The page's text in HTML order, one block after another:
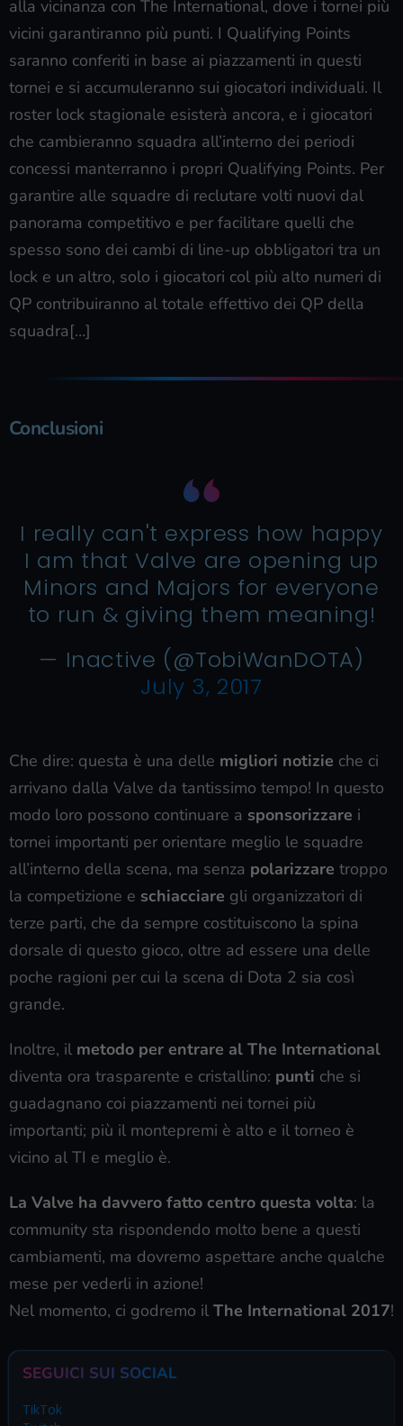
alla vicinanza con The International, dove i tornei più
vicini garantiranno più punti. I Qualifying Points
saranno conferiti in base ai piazzamenti in questi
tornei e si accumuleranno sui giocatori individuali. Il
roster lock stagionale esisterà ancora, e i giocatori
che cambieranno squadra all’interno dei periodi
concessi manterranno i propri Qualifying Points. Per
garantire alle squadre di reclutare volti nuovi dal
panorama competitivo e per facilitare quelli che
spesso sono dei cambi di line-up obbligatori tra un
lock e un altro, solo i giocatori col più alto numeri di
QP contribuiranno al totale effettivo dei QP della
I really can't express how happy
I am that Valve are opening up
Minors and Majors for everyone
to run & giving them meaning!
— Inactive (@TobiWanDOTA)
Che dire: questa è una dellemigliori notizie che ci
arrivano dalla Valve da tantissimo tempo! In questo
modo loro possono continuare asponsorizzarei
tornei importanti per orientare meglio le squadre
all’interno della scena, ma senza polarizzaretroppo
la competizione e schiacciaregli organizzatori di
terze parti, che da sempre costituiscono la spina
dorsale di questo gioco, oltre ad essere una delle
poche ragioni per cui la scena di Dota 2 sia così
Inoltre, ilmetodo per entrare al The International
diventa ora trasparente e cristallino:punti
guadagnano coi piazzamenti nei tornei più
importanti; più il montepremi è alto e il torneo è
La Valve ha davvero fatto centro questa volta: la
community sta rispondendo molto bene a questi
cambiamenti, ma dovremo aspettare anche qualche
mese per vederli in azione!
SEGUICI SUI SOCIAL